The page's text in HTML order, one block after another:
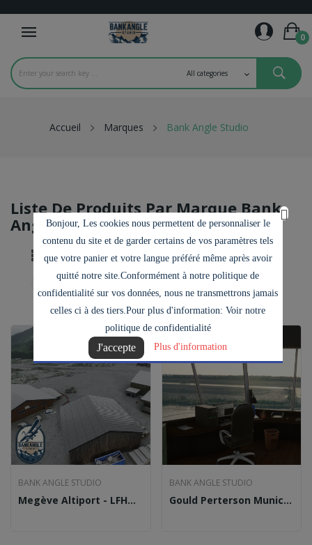
Bonjour, Les cookies nous permettent de personnaliser le
contenu du site et de garder certains de vos paramètres tels
que votre panier et votre langue préféré même après avoir
quitté notre site.Conformément à notre politique de
confidentialité sur vos données, nous ne transmettrons jamais
celles ci à des tiers.Pour plus d'information: Voir notre
politique de confidentialité
J'accepte Plus d'information
0
Accueil Marques Bank Angle Studio
Liste De Produits Par Marque Bank
Angle Studio

BANK ANGLE STUDIO
Megève Altiport - LFHM (MSFS2020)
BANK ANGLE STUDIO
Gould Perterson Municipal Airport - K57...